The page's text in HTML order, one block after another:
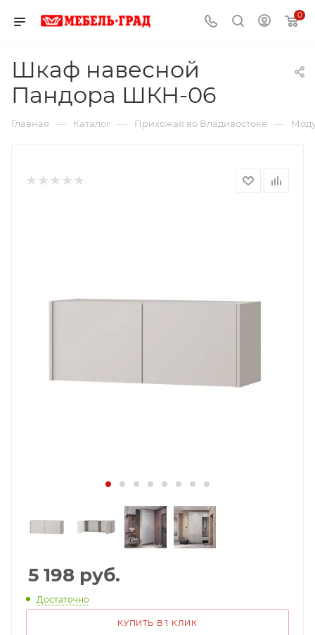
0
Шкаф навесной
Пандора ШКН-06
Главная — Каталог — Прихожая во Владивостоке —
5 198 руб.
Достаточно
КУПИТЬ В 1 КЛИК